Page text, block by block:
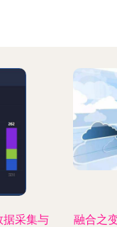
据采集与
融合之